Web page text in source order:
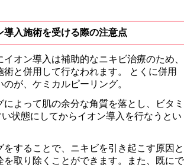
導入施術を受ける際の注意点
イオン導入は補助的なニキビ治療のため、
術と併用して行なわれます。 とくに併用
が、ケミカルピーリング。
よって肌の余分な角質を落とし、ビタミ
状態にしてからイオン導入を行なうとい
をすることで、ニキビを引き起こす原因と
を取り除くことができます。また、既にで